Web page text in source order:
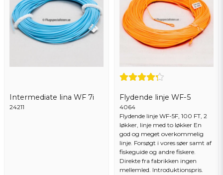
Intermediate lina WF 7i
24211
Flydende linje WF-5
4064
Flydende linje WF-5F, 100 FT, 2
løkker, linje med to løkker En
god og meget overkommelig
linje. Forsøgt i vores søer samt af
fiskeguide og andre fiskere.
Direkte fra fabrikken ingen
mellemled. Introduktionspris.
jag la in idag.
Hej vikten är 11.3 gram. Finns inlagd på linan nu.
Ja, du kan offentliggøre mit spørgsmål
Send spørgsmål